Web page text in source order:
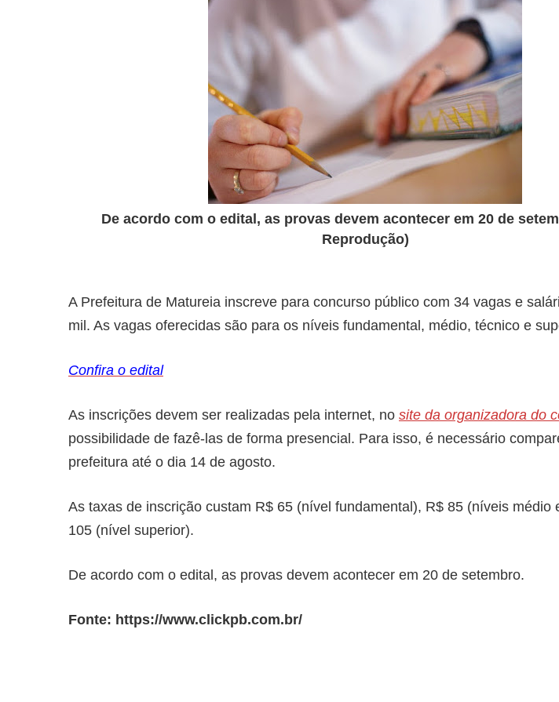
De acordo com o edital, as provas devem acontecer em 20 de
Reprodução)
A Prefeitura de Matureia inscreve para concurso público com 34 vagas e
mil. As vagas oferecidas são para os níveis fundamental, médio, técnico e
Confira o edital
As inscrições devem ser realizadas pela internet, no site da organizadora do
possibilidade de fazê-las de forma presencial. Para isso, é necessário
prefeitura até o dia 14 de agosto.
As taxas de inscrição custam R$ 65 (nível fundamental), R$ 85 (níveis médio
105 (nível superior).
De acordo com o edital, as provas devem acontecer em 20 de setembro.
Fonte: https://www.clickpb.com.br/